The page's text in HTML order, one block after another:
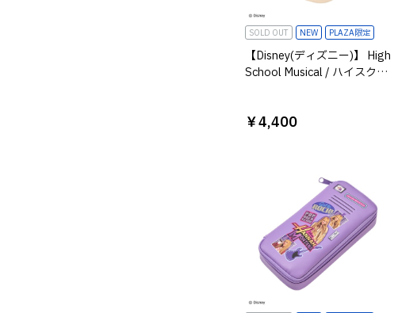
SOLD OUT NEW PLAZA限定
【Disney(ディズニー)】 High
School Musical / ハイスクー
￥4,400